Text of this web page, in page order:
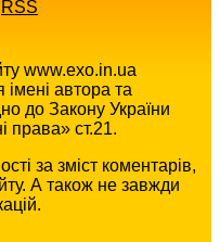
RSS
www.exo.in.ua
автора та
до Закону України
права» ст.21.
за зміст коментарів,
А також не завжди